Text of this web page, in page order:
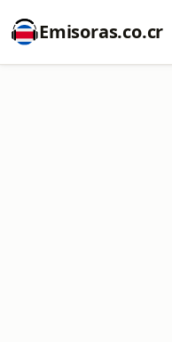
Emisoras.co.cr